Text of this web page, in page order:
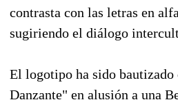
contrasta con las letras en
sugiriendo el diálogo
El logotipo ha sido
Danzante" en alusión a una